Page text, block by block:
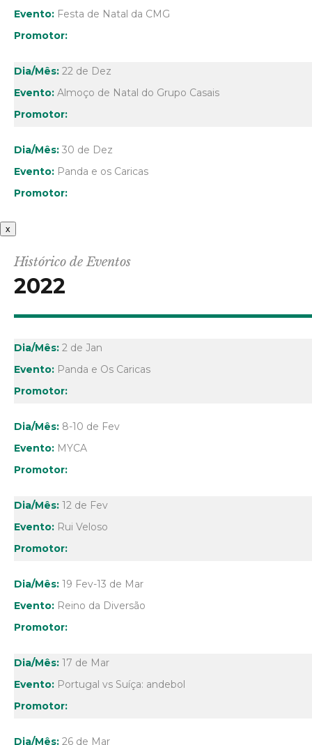
Festa de Natal da CMG
22 de Dez
Almoço de Natal do Grupo Casais
30 de Dez
Panda e os Caricas
x
Histórico de Eventos
2022
2 de Jan
Panda e Os Caricas
8-10 de Fev
MYCA
12 de Fev
Rui Veloso
19 Fev-13 de Mar
Reino da Diversão
17 de Mar
Portugal vs Suíça: andebol
26 de Mar